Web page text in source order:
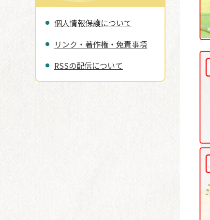
個人情報保護について
リンク・著作権・免責事項
RSSの配信について